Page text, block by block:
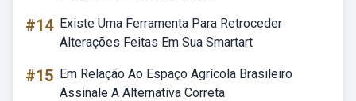
#14 Existe Uma Ferramenta Para Retroceder
Alterações Feitas Em Sua Smartart
#15 Em Relação Ao Espaço Agrícola Brasileiro
Assinale A Alternativa Correta